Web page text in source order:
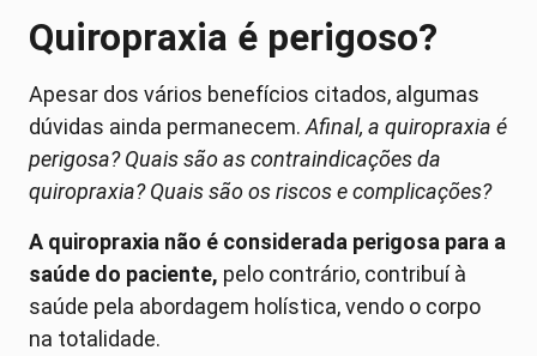
Quiropraxia é perigoso?
Apesar dos vários benefícios citados, algumas
dúvidas ainda permanecem.Afinal, a quiropraxia é
perigosa? Quais são as contraindicações da
quiropraxia? Quais são os riscos e complicações?
A quiropraxia não é considerada perigosa para a
saúde do paciente, pelo contrário, contribuí à
saúde pela abordagem holística, vendo o corpo
na totalidade.